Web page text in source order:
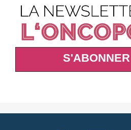
S'ABONNER